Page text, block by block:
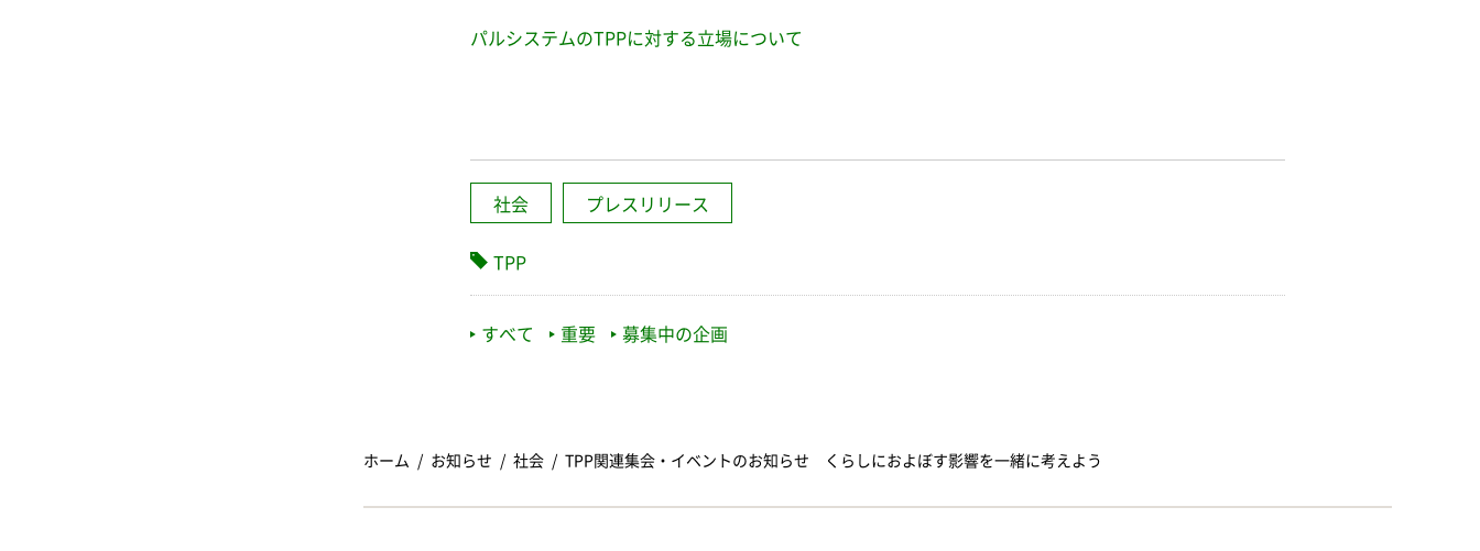
パルシステムのTPPに対する立場について
社会 プレスリリース
TPP
すべて 重要 募集中の企画
ホーム お知らせ 社会 TPP関連集会・イベントのお知らせ くらしにおよぼす影響を一緒に考えよう